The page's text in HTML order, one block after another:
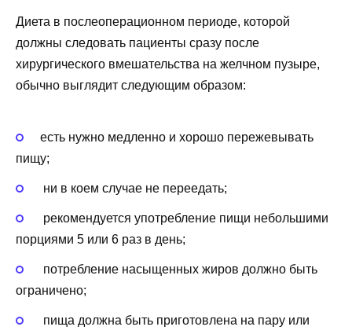
Диета в послеоперационном периоде, которой
должны следовать пациенты сразу после
хирургического вмешательства на желчном пузыре,
обычно выглядит следующим образом:
есть нужно медленно и хорошо пережевывать
пищу;
ни в коем случае не переедать;
рекомендуется употребление пищи небольшими
порциями 5 или 6 раз в день;
потребление насыщенных жиров должно быть
ограничено;
пища должна быть приготовлена на пару или